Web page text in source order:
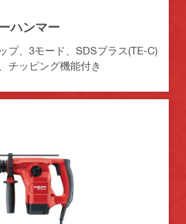
ハンマー
プ、3モード、SDSプラス(TE-C)
チッピング機能付き